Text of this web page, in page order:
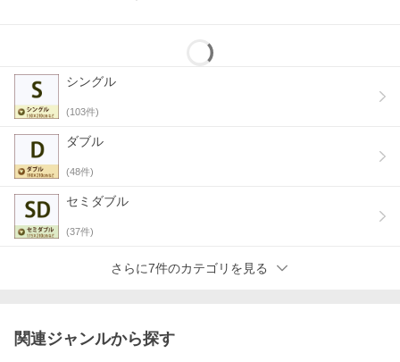
西川厳選 フランス産羽毛93％
良質なフランス産ダウン93％使用
広大で豊富な飼料に恵まれた自然環境で育った羽毛
は、ダウンボールも大きく、純度も高く優れた品質を
備えています。その中から厳選した羽毛は、かさ高
シングル
(103件)
ダブル
(48件)
セミダブル
(37件)
さらに7件のカテゴリを見る
関連ジャンルから探す